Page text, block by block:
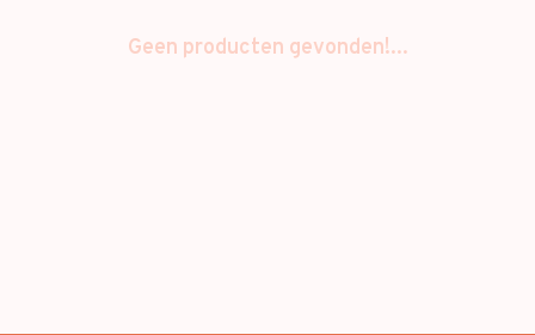
Geen producten gevonden!...